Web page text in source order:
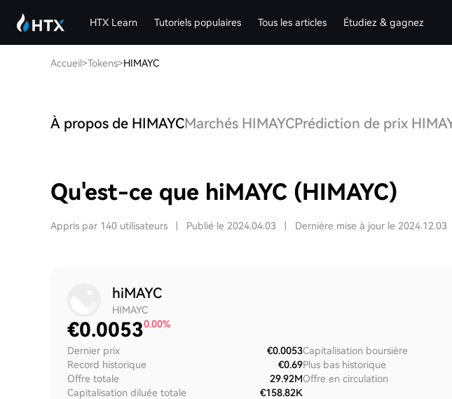
HTX Learn Tutoriels populaires Tous les articles Étudiez & gagnez
Accueil>Tokens>HIMAYC
À propos de HIMAYCMarchés HIMAYCPrédiction de prix
Qu'est-ce que hiMAYC (HIMAYC)
Appris par 140 utilisateurs Publié le 2024.04.03 Dernière mise à jour le 2024.12.03
hiMAYC
HIMAYC
€0.00530.00%
Dernier prix
€0.0053
Record historique
€0.69
Offre totale
29.92M
Capitalisation diluée totale
€158.82K
Capitalisation boursière
Plus bas historique
Offre en circulation